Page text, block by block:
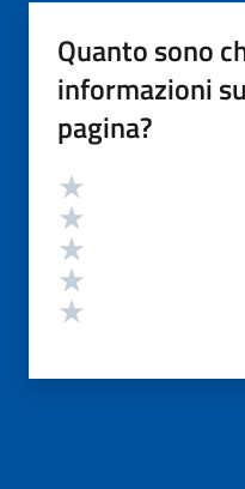
Quanto sono
informazioni
pagina?
Valutazione